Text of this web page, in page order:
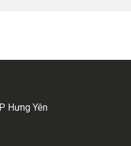
Hưng Yên